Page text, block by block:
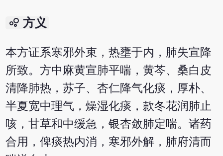
bubble_chart 方义
本方证系寒邪外束，热壅于内，肺失宣降
所致。方中麻黄宣肺平喘，黄芩、桑白皮
清降肺热，苏子、杏仁降气化痰，厚朴、
半夏宽中理气，燥湿化痰，款冬花润肺止
咳，甘草和中缓急，银杏敛肺定喘。诸药
合用，俾痰热内消，寒邪外解，肺府清而